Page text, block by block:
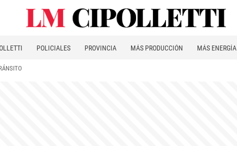
POLICIALES PROVINCIA MÁS PRODUCCIÓN MÁS ENERGÍA